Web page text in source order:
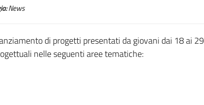
News
di progetti presentati da giovani dai 18 ai 29
nelle seguenti aree tematiche: